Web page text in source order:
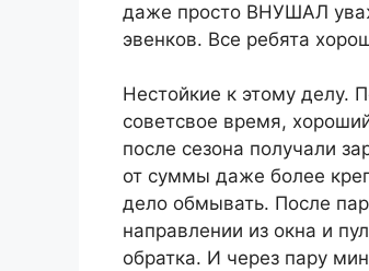
даже просто ВНУШАЛ
эвенков. Все ребята
Нестойкие к этому делу.
советсвое время,
после сезона получали
от суммы даже более
дело обмывать. После
направлении из окна и
обратка. И через пару